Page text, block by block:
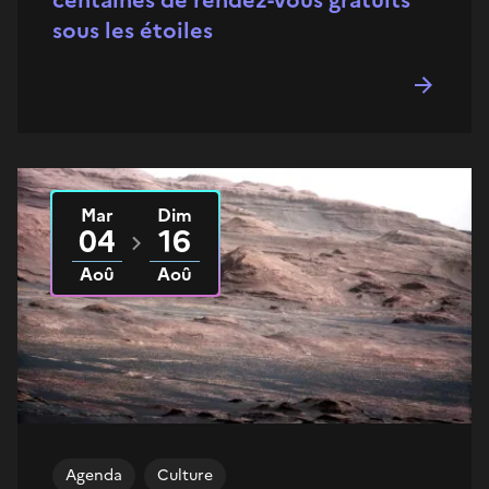
sous les étoiles
Agenda Culture
Du
Mar
04
Aoû
2026 au
Dim
16
Aoû
2026